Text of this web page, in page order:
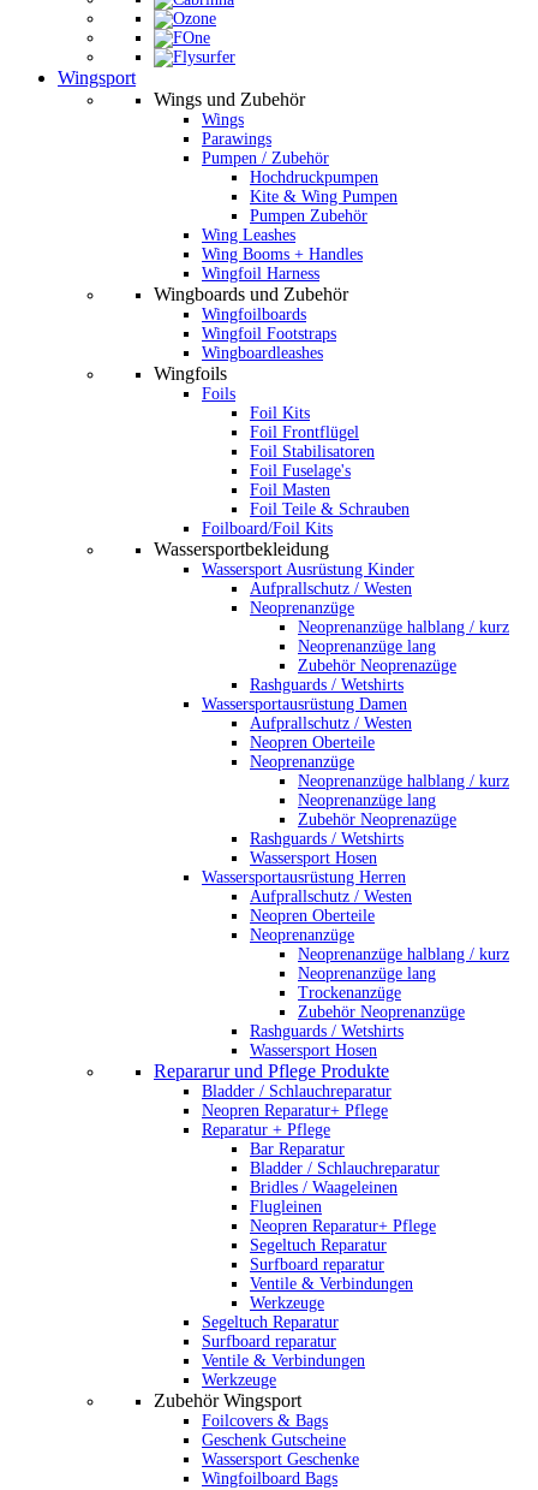
Wingsport
Wings und Zubehör
Wings
Parawings
Pumpen / Zubehör
Hochdruckpumpen
Kite & Wing Pumpen
Pumpen Zubehör
Wing Leashes
Wing Booms + Handles
Wingfoil Harness
Wingboards und Zubehör
Wingfoilboards
Wingfoil Footstraps
Wingboardleashes
Wingfoils
Foils
Foil Kits
Foil Frontflügel
Foil Stabilisatoren
Foil Fuselage's
Foil Masten
Foil Teile & Schrauben
Foilboard/Foil Kits
Wassersportbekleidung
Wassersport Ausrüstung Kinder
Aufprallschutz / Westen
Neoprenanzüge
Neoprenanzüge halblang / kurz
Neoprenanzüge lang
Zubehör Neoprenazüge
Rashguards / Wetshirts
Wassersportausrüstung Damen
Aufprallschutz / Westen
Neopren Oberteile
Neoprenanzüge
Neoprenanzüge halblang / kurz
Neoprenanzüge lang
Zubehör Neoprenazüge
Rashguards / Wetshirts
Wassersport Hosen
Wassersportausrüstung Herren
Aufprallschutz / Westen
Neopren Oberteile
Neoprenanzüge
Neoprenanzüge halblang / kurz
Neoprenanzüge lang
Trockenanzüge
Zubehör Neoprenanzüge
Rashguards / Wetshirts
Wassersport Hosen
Repararur und Pflege Produkte
Bladder / Schlauchreparatur
Neopren Reparatur+ Pflege
Reparatur + Pflege
Bar Reparatur
Bladder / Schlauchreparatur
Bridles / Waageleinen
Flugleinen
Neopren Reparatur+ Pflege
Segeltuch Reparatur
Surfboard reparatur
Ventile & Verbindungen
Werkzeuge
Segeltuch Reparatur
Surfboard reparatur
Ventile & Verbindungen
Werkzeuge
Zubehör Wingsport
Foilcovers & Bags
Geschenk Gutscheine
Wassersport Geschenke
Wingfoilboard Bags